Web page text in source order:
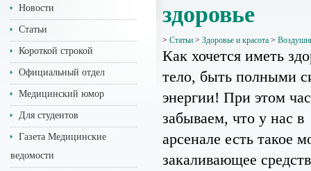
Новости
Статьи
Короткой строкой
Официальный отдел
Медицинский юмор
Для студентов
Газета Медицинские
ведомости
здоровье
> Статьи > Здоровье и красота >
Как хочется иметь
тело, быть полными
энергии! При этом
забываем, что у нас в
арсенале есть такое
закаливающее